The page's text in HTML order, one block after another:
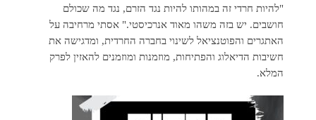
"להיות חרדי זה במהותו להיות נגד הזרם, נגד מה שכולם
חושבים. יש בזה משהו מאוד אנרכיסטי." אסתי מרחיבה על
האתגרים והפוטנציאל לשינוי בחברה החרדית, ומדגישה את
חשיבות הדיאלוג והפתיחות, מוזמנות ומוזמנים להאזין לפרק
המלא.